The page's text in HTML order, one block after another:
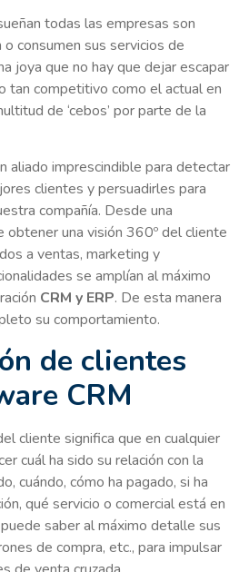
todas las empresas son
consumen sus servicios de
joya que no hay que dejar escapar
tan competitivo como el actual en
de ‘cebos’ por parte de la
aliado imprescindible para detectar
clientes y persuadirles para
compañía. Desde una
obtener una visión 360º del cliente
a ventas, marketing y
se amplían al máximo
CRM y ERP. De esta manera
su comportamiento.
de clientes
CRM
cliente significa que en cualquier
cuál ha sido su relación con la
cuándo, cómo ha pagado, si ha
qué servicio o comercial está en
saber al máximo detalle sus
de compra, etc., para impulsar